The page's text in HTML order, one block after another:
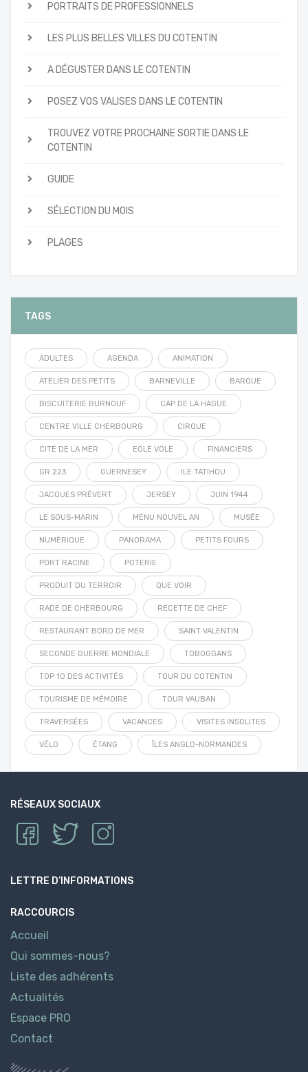
PORTRAITS DE PROFESSIONNELS
LES PLUS BELLES VILLES DU COTENTIN
A DÉGUSTER DANS LE COTENTIN
POSEZ VOS VALISES DANS LE COTENTIN
TROUVEZ VOTRE PROCHAINE SORTIE DANS LE
COTENTIN
GUIDE
SÉLECTION DU MOIS
PLAGES
TAGS
ADULTES AGENDA ANIMATION
ATELIER DES PETITS BARNEVILLE BARQUE
BISCUITERIE BURNOUF CAP DE LA HAGUE
CENTRE VILLE CHERBOURG CIRQUE
CITÉ DE LA MER EOLE VOLE FINANCIERS
GR 223 GUERNESEY ILE TATIHOU
JACQUES PRÉVERT JERSEY JUIN 1944
LE SOUS-MARIN MENU NOUVEL AN MUSÉE
NUMÉRIQUE PANORAMA PETITS FOURS
PORT RACINE POTERIE
PRODUIT DU TERROIR QUE VOIR
RADE DE CHERBOURG RECETTE DE CHEF
RESTAURANT BORD DE MER SAINT VALENTIN
SECONDE GUERRE MONDIALE TOBOGGANS
TOP 10 DES ACTIVITÉS TOUR DU COTENTIN
TOURISME DE MÉMOIRE TOUR VAUBAN
TRAVERSÉES VACANCES VISITES INSOLITES
VÉLO ÉTANG ÎLES ANGLO-NORMANDES
RÉSEAUX SOCIAUX
LETTRE D’INFORMATIONS
RACCOURCIS
Accueil
Qui sommes-nous?
Liste des adhérents
Actualités
Espace PRO
Contact